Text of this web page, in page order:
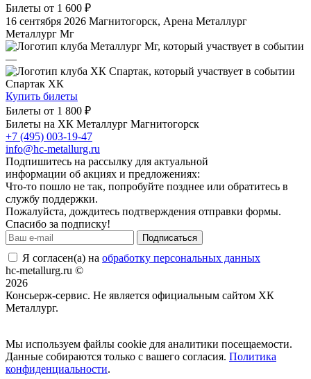
Билеты от 1 600 ₽
16 сентября 2026 Магнитогорск, Арена Металлург
Металлург Мг
—
Спартак ХК
Купить билеты
Билеты от 1 800 ₽
Билеты на ХК Металлург Магнитогорск
+7 (495) 003-19-47
info@hc-metallurg.ru
Подпишитесь на рассылку для актуальной
информации об акциях и предложениях:
Что-то пошло не так, попробуйте позднее или обратитесь в
службу поддержки.
Пожалуйста, дождитесь подтверждения отправки формы.
Спасибо за подписку!
Подписаться
Я согласен(а) на обработку персональных данных
hc-metallurg.ru ©
2026
Консьерж-сервис. Не является официальным сайтом ХК
Металлург.
Мы используем файлы cookie для аналитики посещаемости.
Данные собираются только с вашего согласия. Политика
конфиденциальности.